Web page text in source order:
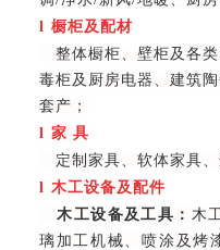
l 橱柜及配材
整体橱柜、壁柜及各
毒柜及厨房电器、建筑
套产；
l 家 具
定制家具、软体家具
l 木工设备及配件
木工设备及工具： 木
璃加工机械、喷涂及烤